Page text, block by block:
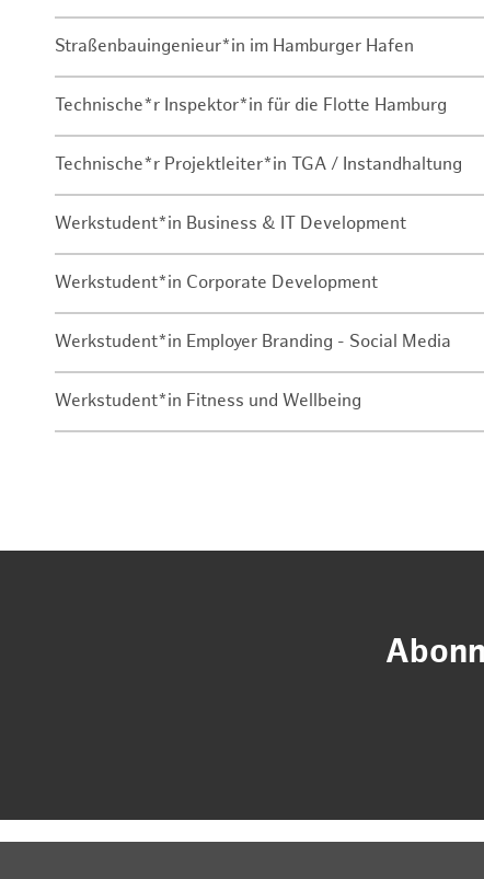
Straßenbauingenieur*in im Hamburger Hafen
Technische*r Inspektor*in für die Flotte Hamburg
Technische*r Projektleiter*in TGA / Instandhaltung
Werkstudent*in Business & IT Development
Werkstudent*in Corporate Development
Werkstudent*in Employer Branding - Social Media
Werkstudent*in Fitness und Wellbeing